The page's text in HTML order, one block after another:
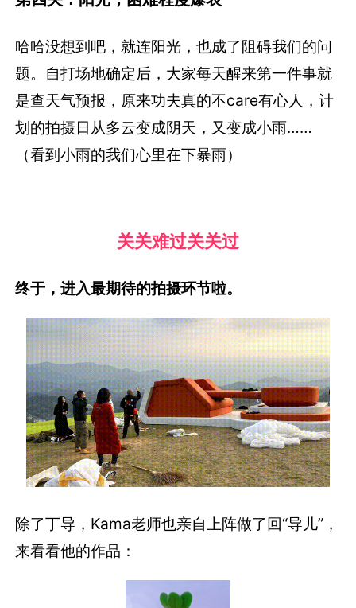
哈哈没想到吧，就连阳光，也成了阻碍我们的问
题。自打场地确定后，大家每天醒来第一件事就
是查天气预报，原来功夫真的不care有心人，计
划的拍摄日从多云变成阴天，又变成小雨……
（看到小雨的我们心里在下暴雨）
关关难过关关过
终于，进入最期待的拍摄环节啦。
除了丁导，Kama老师也亲自上阵做了回“导儿”，
来看看他的作品：